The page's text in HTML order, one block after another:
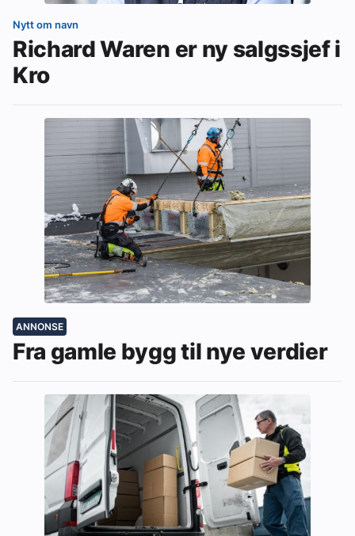
Nytt om navn
Richard Waren er ny salgssjef i
Kro
ANNONSE
Fra gamle bygg til nye verdier